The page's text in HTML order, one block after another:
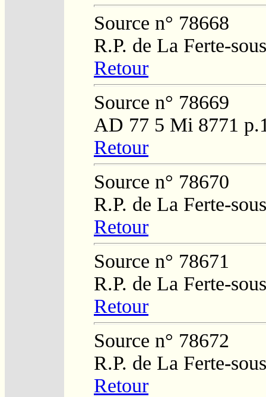
Source n° 78668
R.P. de La Ferte-
Retour
Source n° 78669
AD 77 5 Mi 8771
Retour
Source n° 78670
R.P. de La Ferte-
Retour
Source n° 78671
R.P. de La Ferte-
Retour
Source n° 78672
R.P. de La Ferte-
Retour